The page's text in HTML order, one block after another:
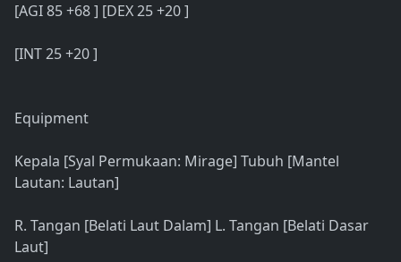
[AGI 85 +68 ] [DEX 25 +20 ]
[INT 25 +20 ]
Equipment
Kepala [Syal Permukaan: Mirage] Tubuh [Mantel
Lautan: Lautan]
R. Tangan [Belati Laut Dalam] L. Tangan [Belati Dasar
Laut]